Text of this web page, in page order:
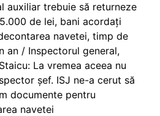
auxiliar trebuie să returneze
de lei, bani acordați
navetei, timp de
an / Inspectorul general,
La vremea aceea nu
șef. ISJ ne-a cerut să
documente pentru
navetei